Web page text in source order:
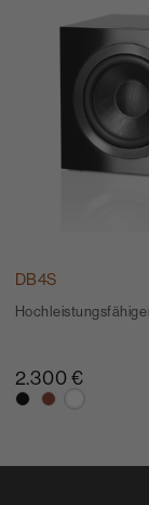
DB4S
2.300 €